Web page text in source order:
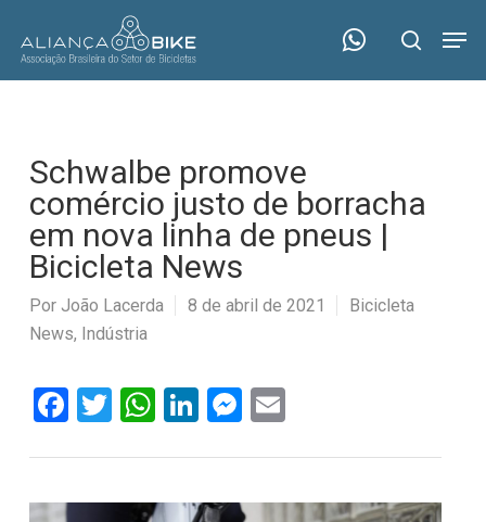
main
search
Schwalbe promove
comércio justo de borracha
em nova linha de pneus |
Bicicleta News
Por João Lacerda 8 de abril de 2021
Bicicleta
News, Indústria
Facebook
Twitter
WhatsApp
LinkedIn
Messenger
Email